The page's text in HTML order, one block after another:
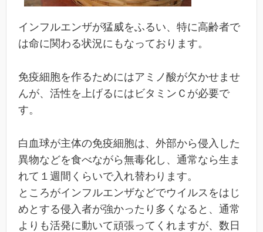
インフルエンザが猛威をふるい、特に高齢者で
は命に関わる状況にもなっております。
免疫細胞を作るためにはアミノ酸が欠かせませ
んが、活性を上げるにはビタミンＣが必要で
す。
白血球が主体の免疫細胞は、外部から侵入した
異物などを食べながら無毒化し、通常なら生ま
れて１週間くらいで入れ替わります。
ところがインフルエンザなどでウイルスをはじ
めとする侵入者が強かったり多くなると、通常
よりも活発に動いて頑張ってくれますが、数日